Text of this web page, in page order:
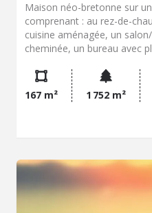
Maison néo-bretonne sur
comprenant : au rez-de-
cuisine aménagée, un
cheminée, un bureau avec
un dressing, une salle de
garage, un cellier/chaufferie.
167 m² 1 752 m²